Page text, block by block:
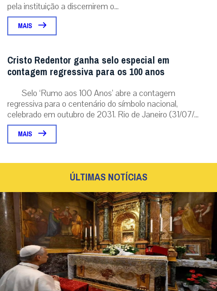
pela instituição a discernirem o...
MAIS
Cristo Redentor ganha selo especial em
contagem regressiva para os 100 anos
Selo ‘Rumo aos 100 Anos’ abre a contagem
regressiva para o centenário do símbolo nacional,
celebrado em outubro de 2031. Rio de Janeiro (31/07/...
MAIS
ÚLTIMAS NOTÍCIAS